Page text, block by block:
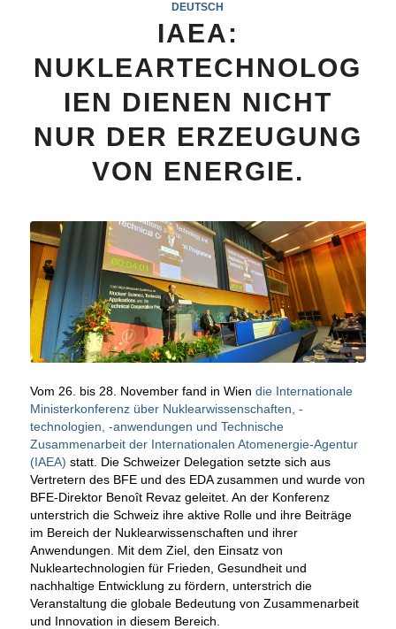
DEUTSCH
IAEA:
NUKLEARTECHNOLOG
IEN DIENEN NICHT
NUR DER ERZEUGUNG
VON ENERGIE.
Vom 26. bis 28. November fand in Wien die Internationale
Ministerkonferenz über Nuklearwissenschaften, -
technologien, -anwendungen und Technische
Zusammenarbeit der Internationalen Atomenergie-Agentur
(IAEA) statt. Die Schweizer Delegation setzte sich aus
Vertretern des BFE und des EDA zusammen und wurde von
BFE-Direktor Benoît Revaz geleitet. An der Konferenz
unterstrich die Schweiz ihre aktive Rolle und ihre Beiträge
im Bereich der Nuklearwissenschaften und ihrer
Anwendungen. Mit dem Ziel, den Einsatz von
Nukleartechnologien für Frieden, Gesundheit und
nachhaltige Entwicklung zu fördern, unterstrich die
Veranstaltung die globale Bedeutung von Zusammenarbeit
und Innovation in diesem Bereich.